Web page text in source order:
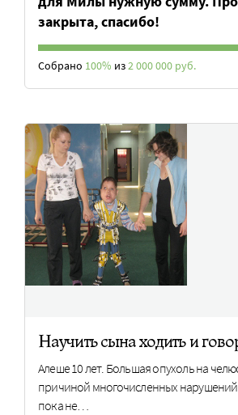
закрыта, спасибо!
Собрано 100% из2 000 000 руб.
Научить сына ходить и
Алеше 10 лет. Большая опухоль на
причиной многочисленных
пока не…